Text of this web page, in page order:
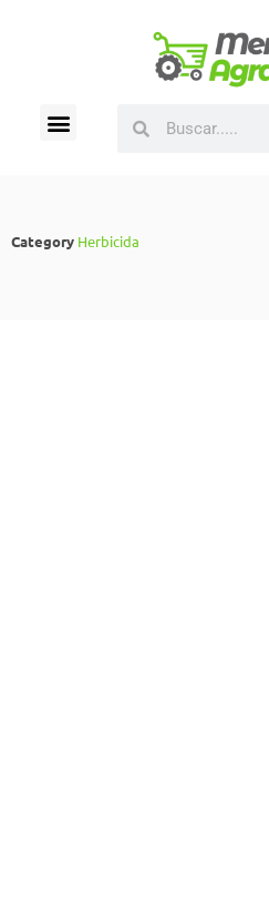
Category Herbicida